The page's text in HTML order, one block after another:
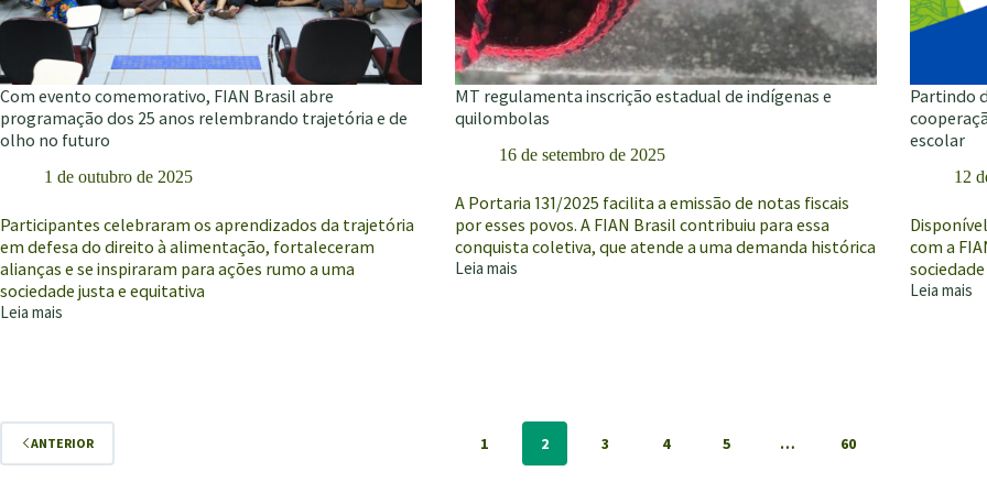
Com evento comemorativo, FIAN Brasil abre
programação dos 25 anos relembrando trajetória e de
olho no futuro
1 de outubro de 2025
Participantes celebraram os aprendizados da trajetória
em defesa do direito à alimentação, fortaleceram
alianças e se inspiraram para ações rumo a uma
sociedade justa e equitativa
Leia mais
Com
abre
programação
dos
MT regulamenta inscrição estadual de indígenas e
quilombolas
16 de setembro de 2025
A Portaria 131/2025 facilita a emissão de notas fiscais
por esses povos. A FIAN Brasil contribuiu para essa
conquista coletiva, que atende a uma demanda histórica
Leia mais
MT
quilombolas
Partindo
escolar
12
com a
Leia mais
Partindo
ANTERIOR 1 2 3 4 5 … 60